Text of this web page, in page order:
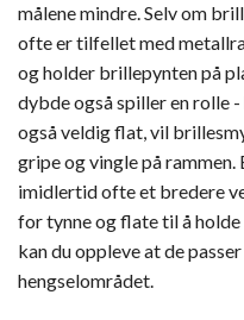
målene mindre. Selv om
ofte er tilfellet med
og holder brillepynten på
dybde også spiller en rolle
også veldig flat, vil
gripe og vingle på
imidlertid ofte et bredere
for tynne og flate til å
kan du oppleve at de
hengselområdet.